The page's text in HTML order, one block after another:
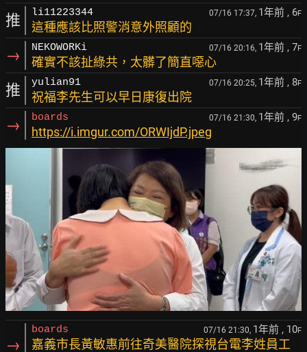
推 li11223344 07/16 17:37, 1年前 , 6F
這種應該比照警消意外照顧的
→ NEKOWORKi 07/16 20:16, 1年前 , 7F
確實不該扯綠共，太髒了簡直噁心
推 yulian91 07/16 20:25, 1年前 , 8F
祝福李先生可以早日康復出院
→ boards 07/16 21:30, 1年前 , 9F
https://i.imgur.com/ORWIjdP.jpeg
→
boards 07/16 21:30, 1年前 , 10F
嘉義市長黃敏惠前往奇美醫院探視台電李姓員工